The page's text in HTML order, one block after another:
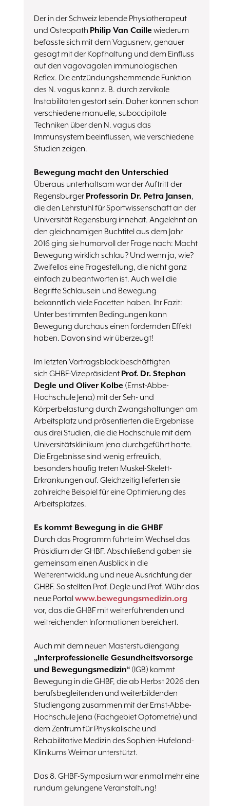
Der in der Schweiz lebende Physiotherapeut
und Osteopath Philip Van Caille wiederum
befasste sich mit dem Vagusnerv, genauer
gesagt mit der Kopfhaltung und dem Einfluss
auf den vagovagalen immunologischen
Reflex. Die entzündungshemmende Funktion
des N. vagus kann z. B. durch zervikale
Instabilitäten gestört sein. Daher können schon
verschiedene manuelle, suboccipitale
Techniken über den N. vagus das
Immunsystem beeinflussen, wie verschiedene
Studien zeigen.
Bewegung macht den Unterschied
Überaus unterhaltsam war der Auftritt der
Regensburger Professorin Dr. Petra Jansen,
die den Lehrstuhl für Sportwissenschaft an der
Universität Regensburg innehat. Angelehnt an
den gleichnamigen Buchtitel aus dem Jahr
2016 ging sie humorvoll der Frage nach: Macht
Bewegung wirklich schlau? Und wenn ja, wie?
Zweifellos eine Fragestellung, die nicht ganz
einfach zu beantworten ist. Auch weil die
Begriffe Schlausein und Bewegung
bekanntlich viele Facetten haben. Ihr Fazit:
Unter bestimmten Bedingungen kann
Bewegung durchaus einen fördernden Effekt
haben. Davon sind wir überzeugt!
Im letzten Vortragsblock beschäftigten
sich GHBF-Vizepräsident Prof. Dr. Stephan
Degle und Oliver Kolbe (Ernst-Abbe-
Hochschule Jena) mit der Seh- und
Körperbelastung durch Zwangshaltungen am
Arbeitsplatz und präsentierten die Ergebnisse
aus drei Studien, die die Hochschule mit dem
Universitätsklinikum Jena durchgeführt hatte.
Die Ergebnisse sind wenig erfreulich,
besonders häufig treten Muskel-Skelett-
Erkrankungen auf. Gleichzeitig lieferten sie
zahlreiche Beispiel für eine Optimierung des
Arbeitsplatzes.
Es kommt Bewegung in die GHBF
Durch das Programm führte im Wechsel das
Präsidium der GHBF. Abschließend gaben sie
gemeinsam einen Ausblick in die
Weiterentwicklung und neue Ausrichtung der
GHBF. So stellten Prof. Degle und Prof. Wühr das
neue Portal www.bewegungsmedizin.org
vor, das die GHBF mit weiterführenden und
weitreichenden Informationen bereichert.
Auch mit dem neuen Masterstudiengang
„Interprofessionelle Gesundheitsvorsorge
und Bewegungsmedizin“ (IGB) kommt
Bewegung in die GHBF, die ab Herbst 2026 den
berufsbegleitenden und weiterbildenden
Studiengang zusammen mit der Ernst-Abbe-
Hochschule Jena (Fachgebiet Optometrie) und
dem Zentrum für Physikalische und
Rehabilitative Medizin des Sophien-Hufeland-
Klinikums Weimar unterstützt.
Das 8. GHBF-Symposium war einmal mehr eine
rundum gelungene Veranstaltung!